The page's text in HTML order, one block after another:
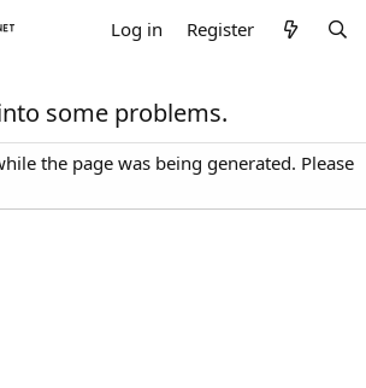
Log in Register
some problems.
the page was being generated. Please